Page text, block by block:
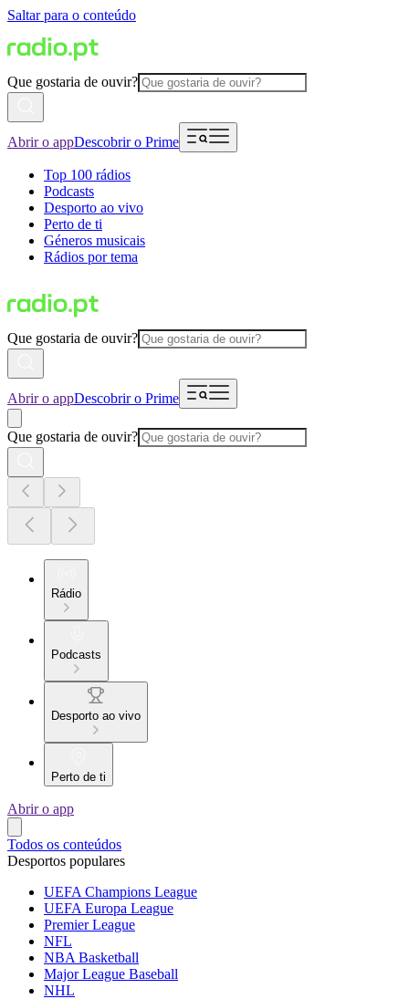
Saltar para o conteúdo
Que gostaria de ouvir?
Abrir o appDescobrir o Prime
Top 100 rádios
Podcasts
Desporto ao vivo
Perto de ti
Géneros musicais
Rádios por tema
Que gostaria de ouvir?
Abrir o appDescobrir o Prime
Que gostaria de ouvir?
Rádio
Podcasts
Desporto ao vivo
Perto de ti
Abrir o app
Todos os conteúdos
Desportos populares
UEFA Champions League
UEFA Europa League
Premier League
NFL
NBA Basketball
Major League Baseball
NHL